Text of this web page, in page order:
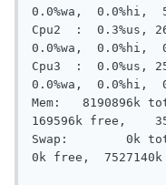
0.0%wa,  0.0%hi,
Cpu2  :  0.3%us,
0.0%wa,  0.0%hi,
Cpu3  :  0.0%us,
0.0%wa,  0.0%hi,
Mem:   8190896k
169596k free,
Swap:        0k
0k free,  7527140k